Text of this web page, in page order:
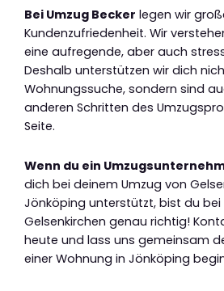
Bei Umzug Becker legen wir
Kundenzufriedenheit. Wir
eine aufregende, aber auch
Deshalb unterstützen wir dich
Wohnungssuche, sondern sind
anderen Schritten des
Seite.
Wenn du ein
dich bei deinem Umzug von
Jönköping unterstützt, bist du bei
Gelsenkirchen genau richtig!
heute und lass uns gemeinsam
einer Wohnung in Jönköping